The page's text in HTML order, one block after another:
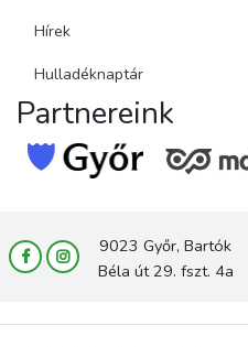
Hírek
Hulladéknaptár
Partnereink
9023 Győr, Bartók
Béla út 29. fszt. 4a